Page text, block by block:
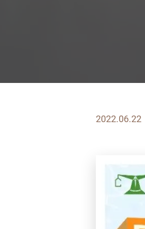
2022.06.22